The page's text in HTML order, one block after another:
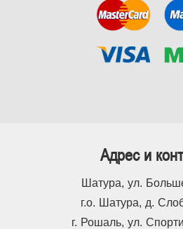
Адрес и
Шатура, ул.
г.о. Шатура, д.
г. Рошаль, ул.